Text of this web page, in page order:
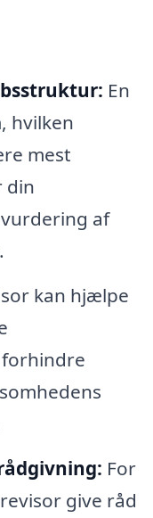
En
hvilken
mest
din
af
kan hjælpe
For
give råd